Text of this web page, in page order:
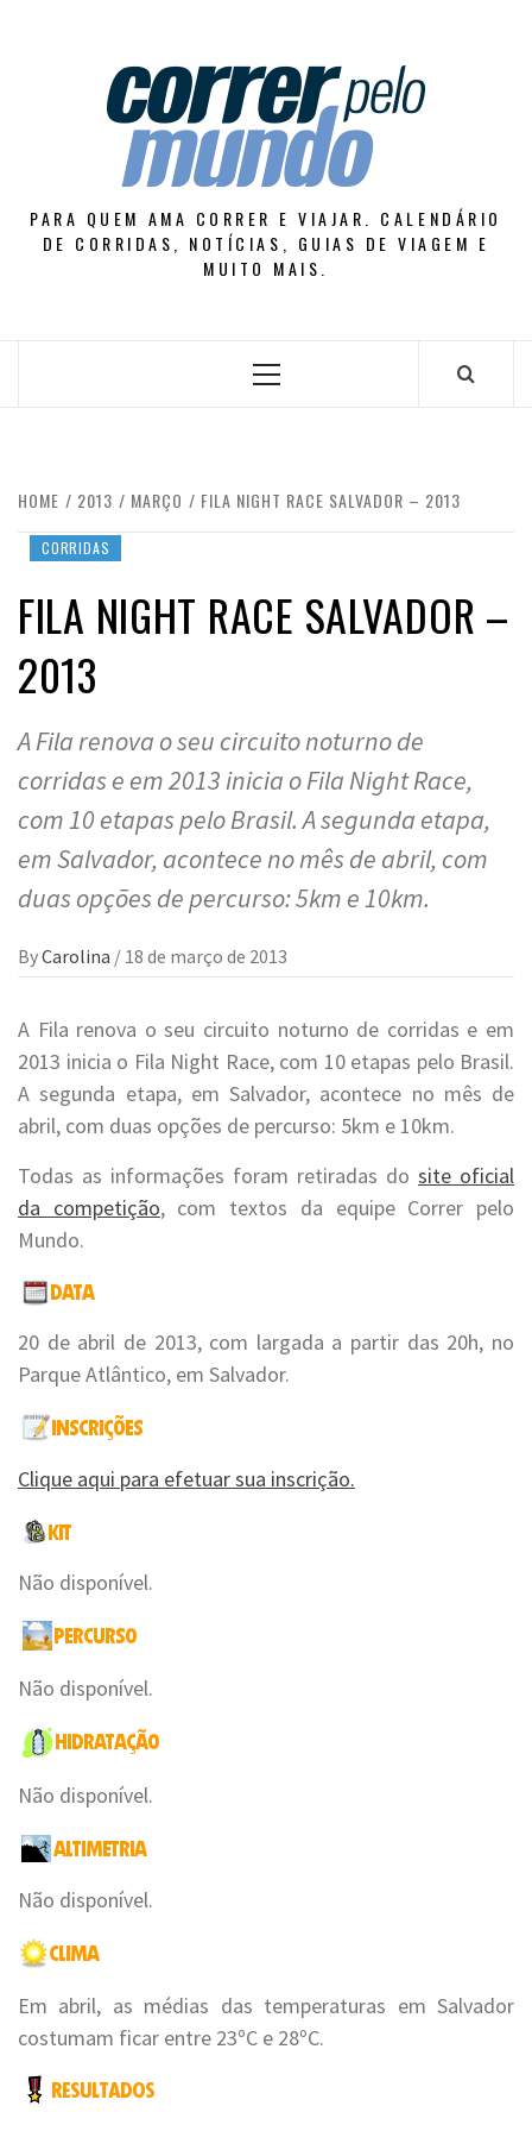
PARA QUEM AMA CORRER E VIAJAR. CALENDÁRIO
DE CORRIDAS, NOTÍCIAS, GUIAS DE VIAGEM E
MUITO MAIS.
Primary
HOME 2013 MARÇO FILA NIGHT RACE SALVADOR – 2013
CORRIDAS
FILA NIGHT RACE SALVADOR –
2013
A Fila renova o seu circuito noturno de
corridas e em 2013 inicia o Fila Night Race,
com 10 etapas pelo Brasil. A segunda etapa,
em Salvador, acontece no mês de abril, com
duas opções de percurso: 5km e 10km.
ByCarolina / 18 de março de 2013
A Fila renova o seu circuito noturno de corridas e em
2013 inicia o Fila Night Race, com 10 etapas pelo Brasil.
A segunda etapa, em Salvador, acontece no mês de
abril, com duas opções de percurso: 5km e 10km.
Todas as informações foram retiradas do site oficial
da competição, com textos da equipe Correr pelo
Mundo.
20 de abril de 2013, com largada a partir das 20h, no
Parque Atlântico, em Salvador.
Clique aqui para efetuar sua inscrição.
Não disponível.
Não disponível.
Não disponível.
Não disponível.
Em abril, as médias das temperaturas em Salvador
costumam ficar entre 23ºC e 28ºC.